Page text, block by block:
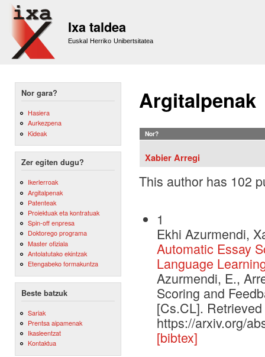
Ixa taldea
Euskal Herriko Unibertsitatea
Nor gara?
Hasiera
Aurkezpena
Kideak
Zer egiten dugu?
Ikerlerroak
Argitalpenak
Patenteak
Proiektuak eta kontratuak
Spin-off enpresa
Doktorego programa
Master ofiziala
Antolatutako ekintzak
Etengabeko formakuntza
Beste batzuk
Sariak
Prentsa aipamenak
Ikasleentzat
Kontaktua
Argitalpenak
Nor?
Xabier Arregi
This author has 102
1
Ekhi Azurmendi,
Automatic Essay
Language
Azurmendi, E.,
Scoring and
[Cs.CL].
https://arxiv.org/
[bibtex]